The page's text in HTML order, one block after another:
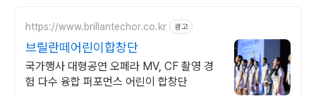
https://www.brillantechor.co.kr 광고
브릴란떼어린이합창단
국가행사 대형공연 오페라 MV, CF 촬영 경
험 다수 융합 퍼포먼스 어린이 합창단